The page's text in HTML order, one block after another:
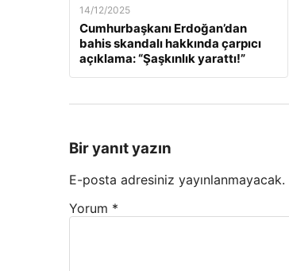
14/12/2025
Cumhurbaşkanı Erdoğan’dan
bahis skandalı hakkında çarpıcı
açıklama: “Şaşkınlık yarattı!”
Bir yanıt yazın
E-posta adresiniz yayınlanmayacak.
Yorum *